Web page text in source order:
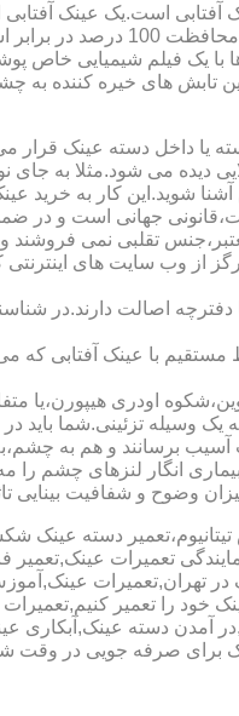
است.یک عینک
هایی که یک عینک
با یک فیلم شیمیایی خاص
تابش های خیره کننده به
دسته عینک قرار می
دیده می شود.مثلا به
شوید.این کار به خرید
جهانی است و در ضمن
تقلبی نمی
از وب سایت های
اصالت دارند.در
با عینک آفتابی که
اودری هیپورن،یا
وسیله تزئینی.شما باید
برسانند و هم به
بیماری انگار لنزهای
وضوح و شفافیت بینایی
تیتانیوم،تعمیر دسته
تعمیرات
در تهران,تعمیرات
را تعمیر
آمدن دسته
برای صرفه جویی در